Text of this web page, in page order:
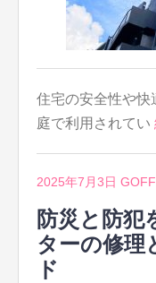
住宅の安全性や快
庭で利用されてい
2025年7月3日
防災と防犯
ターの修理
ド